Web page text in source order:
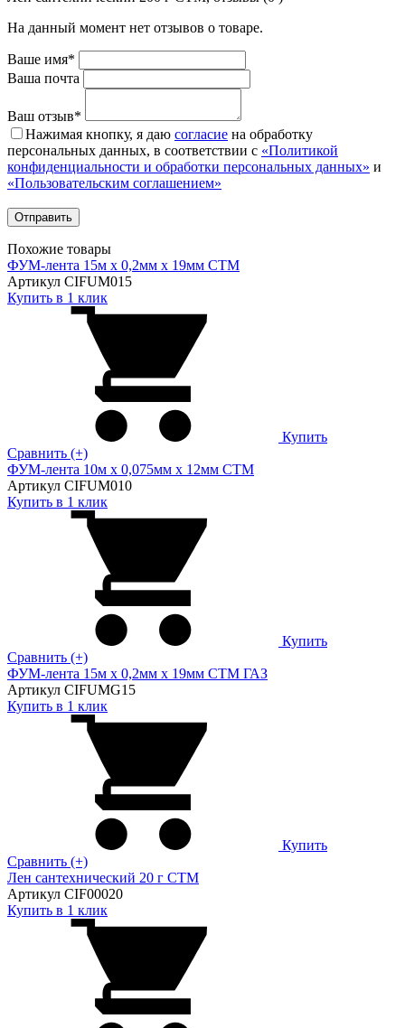
На данный момент нет отзывов о товаре.
Ваше имя*
Ваша почта
Ваш отзыв*
Нажимая кнопку, я даю согласие на обработку
персональных данных, в соответствии с «Политикой
конфиденциальности и обработки персональных данных» и
«Пользовательским соглашением»
Похожие товары
ФУМ-лента 15м х 0,2мм х 19мм CTM
Артикул CIFUM015
Купить в 1 клик
Купить
Сравнить (+)
ФУМ-лента 10м х 0,075мм х 12мм CTM
Артикул CIFUM010
Купить в 1 клик
Купить
Сравнить (+)
ФУМ-лента 15м х 0,2мм х 19мм CTM ГАЗ
Артикул CIFUMG15
Купить в 1 клик
Купить
Сравнить (+)
Лен сантехнический 20 г СТМ
Артикул CIF00020
Купить в 1 клик